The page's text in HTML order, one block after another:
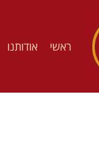
ראשי אודותנו